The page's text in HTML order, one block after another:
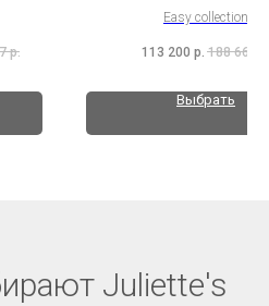
р.
Easy collection
113 200 р. 188 667
Выбрать
Juliette's